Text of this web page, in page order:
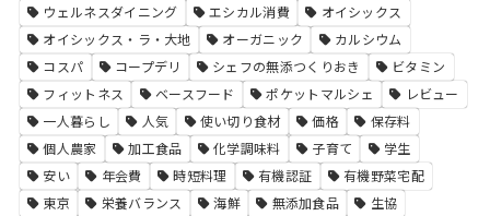
ウェルネスダイニング
エシカル消費
オイシックス
オイシックス・ラ・大地
オーガニック
カルシウム
コスパ
コープデリ シェフの無添つくりおき
ビタミン
フィットネス
ベースフード ポケットマルシェ
レビュー
一人暮らし
人気 使い切り食材 価格
保存料
個人農家
加工食品 化学調味料 子育て
学生
安い
年会費 時短料理 有機認証
有機野菜宅配
東京
栄養バランス 海鮮 無添加食品
生協